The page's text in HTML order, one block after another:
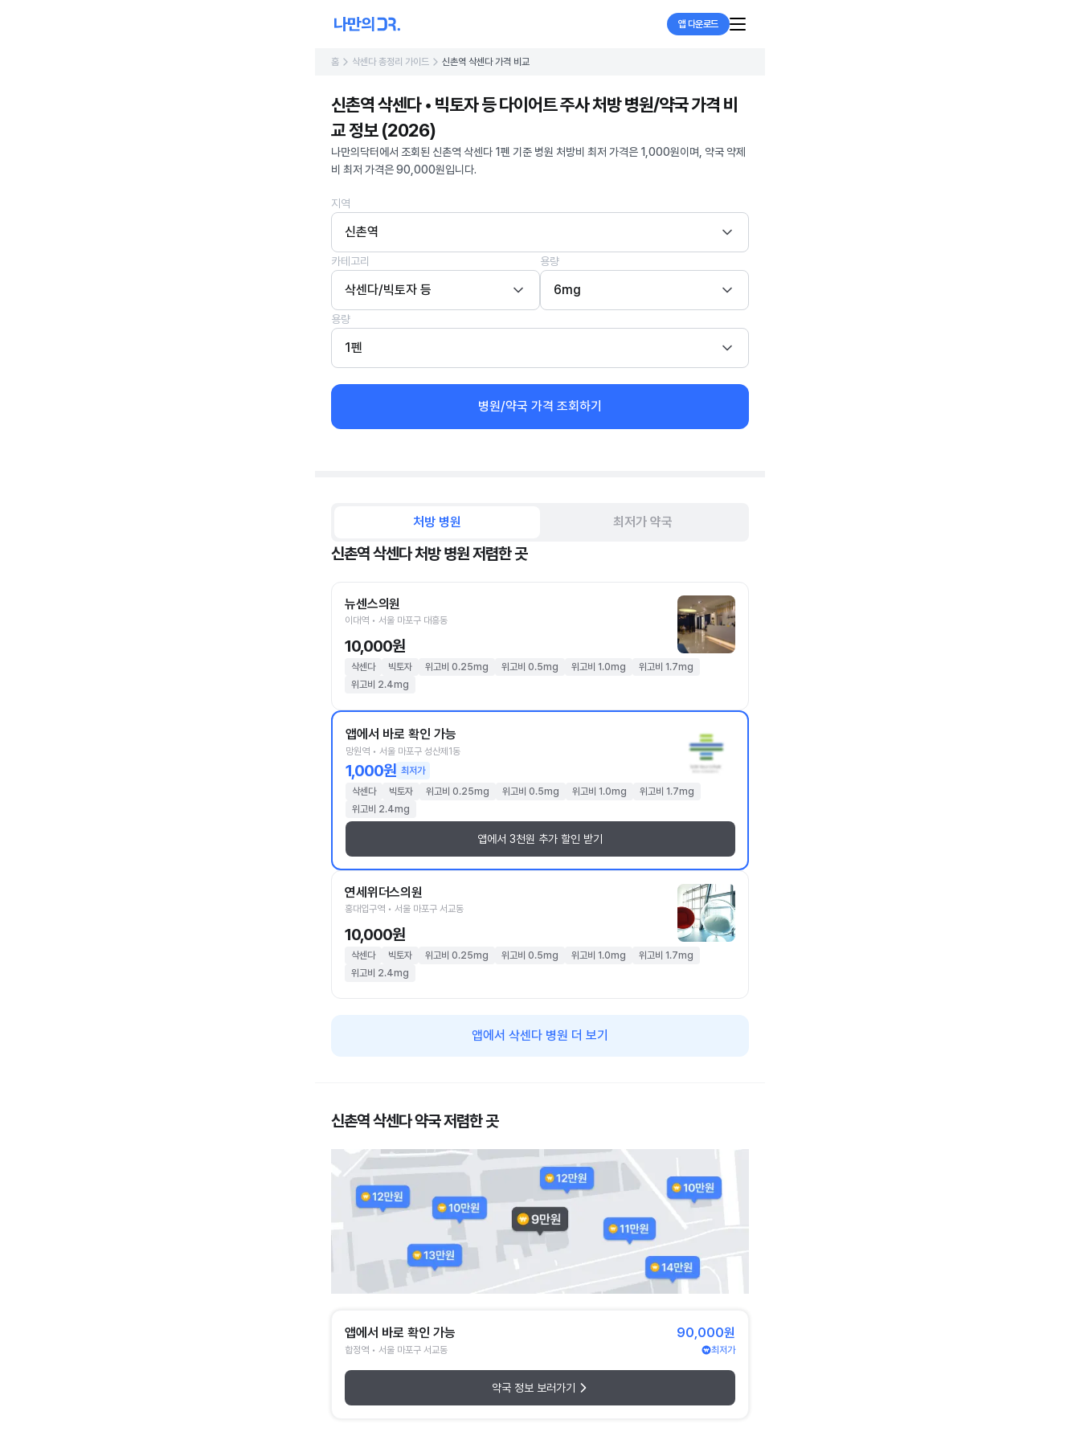
앱 다운로드
홈 삭센다 총정리 가이드 신촌역 삭센다 가격 비교
신촌역 삭센다 • 빅토자 등 다이어트 주사 처방 병원/약국 가격 비
교 정보 (2026)
나만의닥터에서 조회된 신촌역 삭센다 1펜 기준 병원 처방비 최저 가격은 1,000원이며, 약국 약제
비 최저 가격은 90,000원입니다.
지역
신촌역
카테고리
삭센다/빅토자 등
용량
6mg
용량
1펜
병원/약국 가격 조회하기
처방 병원 최저가 약국
신촌역 삭센다 처방 병원 저렴한 곳
뉴센스의원
이대역 • 서울 마포구 대흥동
10,000원
삭센다 빅토자 위고비 0.25mg 위고비 0.5mg 위고비 1.0mg
위고비 1.7mg
위고비 2.4mg
앱에서 바로 확인 가능
망원역 • 서울 마포구 성산제1동
1,000원 최저가
삭센다
빅토자 위고비 0.25mg 위고비 0.5mg 위고비 1.0mg
위고비 1.7mg
위고비 2.4mg
앱에서 3천원 추가 할인 받기
연세위더스의원
홍대입구역 • 서울 마포구 서교동
10,000원
삭센다 빅토자 위고비 0.25mg 위고비 0.5mg 위고비 1.0mg
위고비 1.7mg
위고비 2.4mg
앱에서 삭센다 병원 더 보기
신촌역 삭센다 약국 저렴한 곳
앱에서 바로 확인 가능
합정역 • 서울 마포구 서교동
90,000원
최저가
약국 정보 보러가기